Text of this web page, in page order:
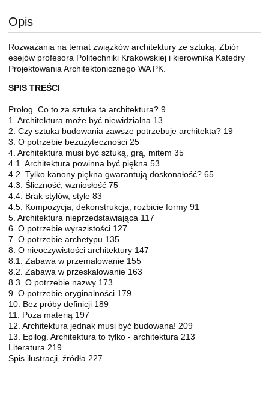
Opis
Rozważania na temat związków architektury ze sztuką. Zbiór
esejów profesora Politechniki Krakowskiej i kierownika Katedry
Projektowania Architektonicznego WA PK.
SPIS TREŚCI
Prolog. Co to za sztuka ta architektura? 9
1. Architektura może być niewidzialna 13
2. Czy sztuka budowania zawsze potrzebuje architekta? 19
3. O potrzebie bezużyteczności 25
4. Architektura musi być sztuką, grą, mitem 35
4.1. Architektura powinna być piękna 53
4.2. Tylko kanony piękna gwarantują doskonałość? 65
4.3. Śliczność, wzniosłość 75
4.4. Brak stylów, style 83
4.5. Kompozycja, dekonstrukcja, rozbicie formy 91
5. Architektura nieprzedstawiająca 117
6. O potrzebie wyrazistości 127
7. O potrzebie archetypu 135
8. O nieoczywistości architektury 147
8.1. Zabawa w przemalowanie 155
8.2. Zabawa w przeskalowanie 163
8.3. O potrzebie nazwy 173
9. O potrzebie oryginalności 179
10. Bez próby definicji 189
11. Poza materią 197
12. Architektura jednak musi być budowana! 209
13. Epilog. Architektura to tylko - architektura 213
Literatura 219
Spis ilustracji, źródła 227